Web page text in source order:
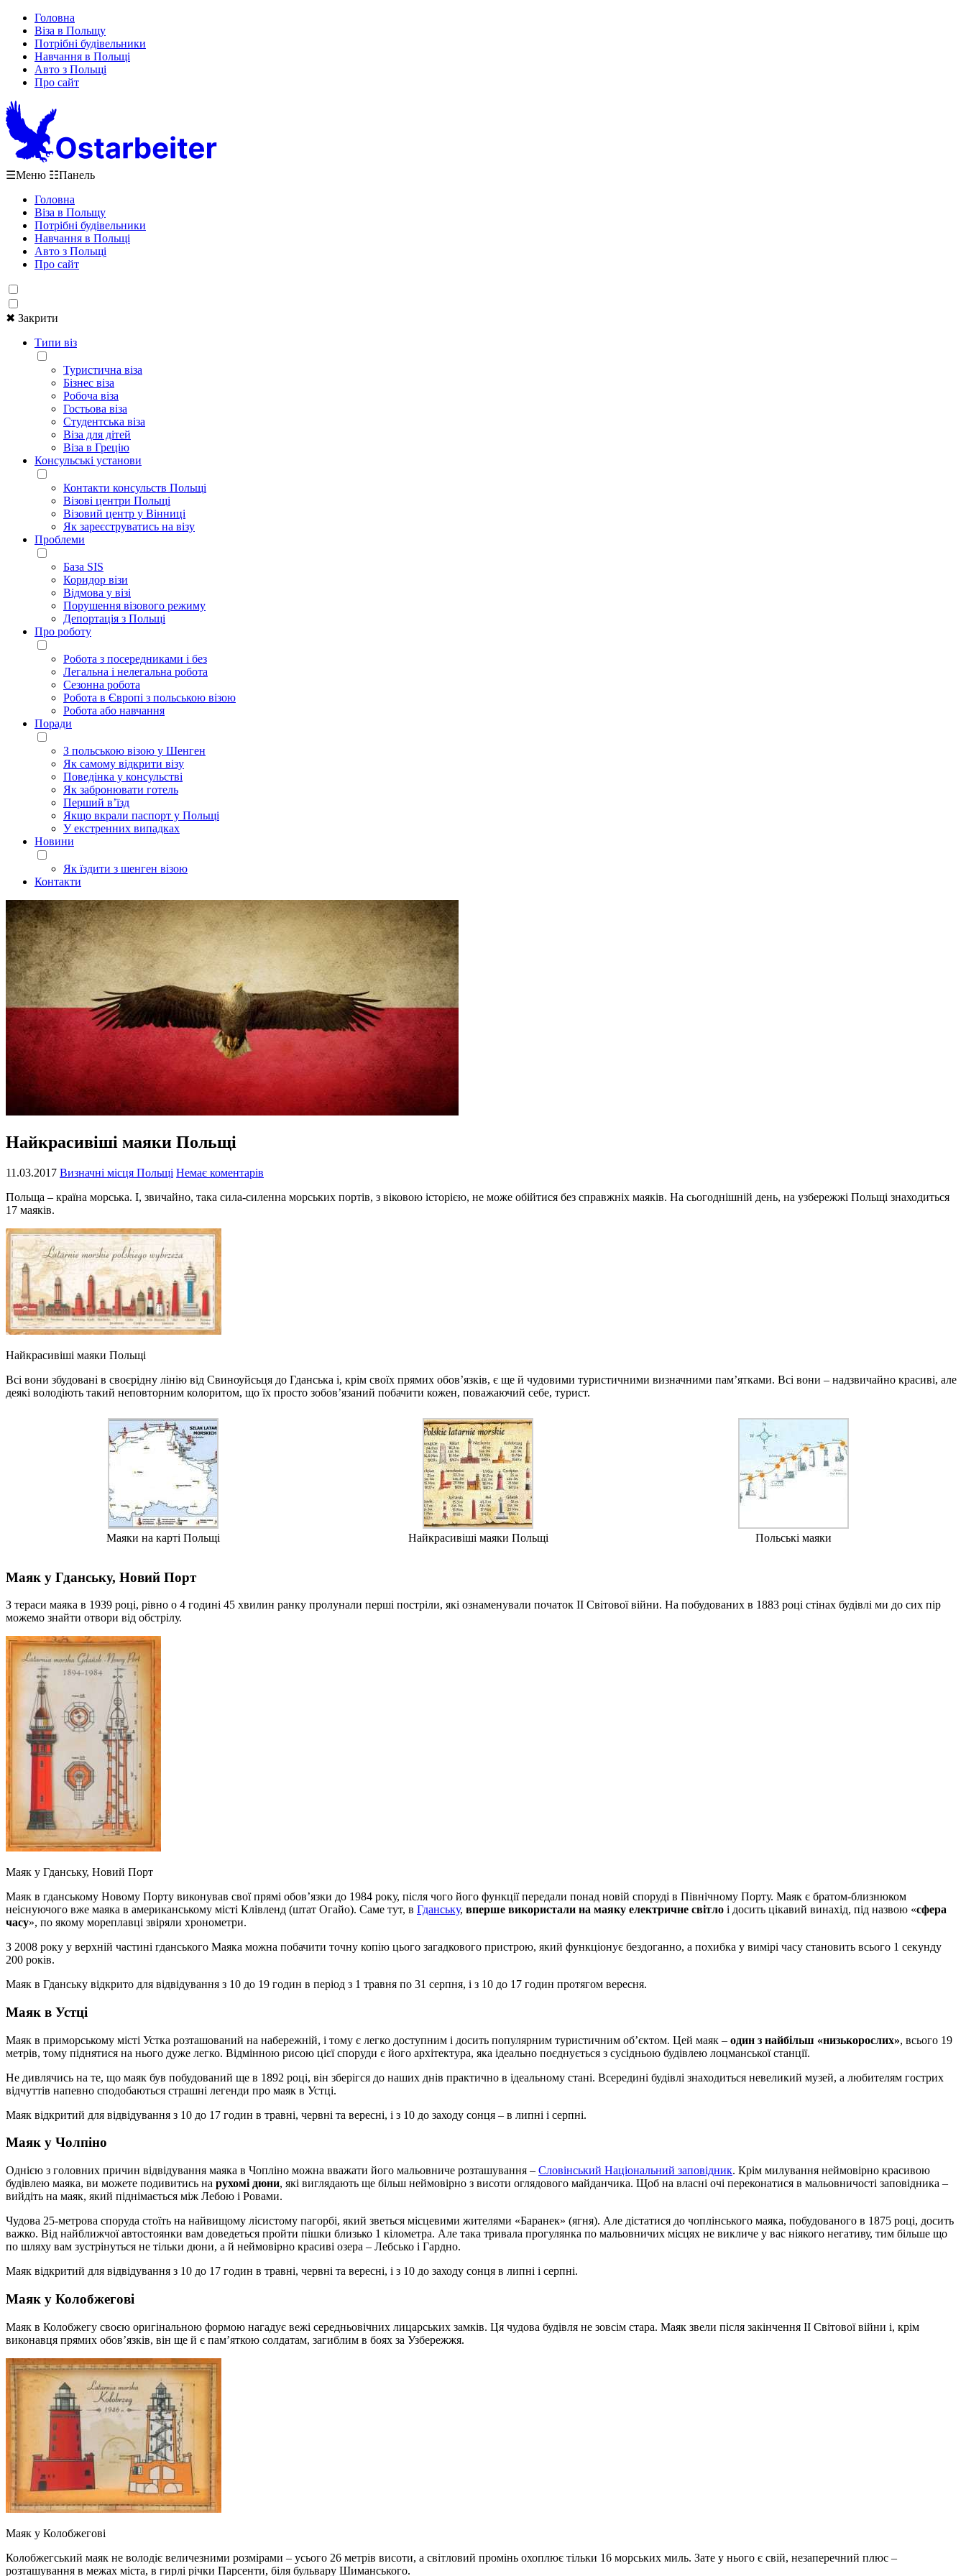
Головна
Віза в Польщу
Потрібні будівельники
Навчання в Польщі
Авто з Польщі
Про сайт
☰Меню ☷Панель
Головна
Віза в Польщу
Потрібні будівельники
Навчання в Польщі
Авто з Польщі
Про сайт
✖ Закрити
Типи віз
Туристична віза
Бізнес віза
Робоча віза
Гостьова віза
Студентська віза
Віза для дітей
Віза в Грецію
Консульські установи
Контакти консульств Польщі
Візові центри Польщі
Візовий центр у Вінниці
Як зареєструватись на візу
Проблеми
База SIS
Коридор візи
Відмова у візі
Порушення візового режиму
Депортація з Польщі
Про роботу
Робота з посередниками і без
Легальна і нелегальна робота
Сезонна робота
Робота в Європі з польською візою
Робота або навчання
Поради
З польською візою у Шенген
Як самому відкрити візу
Поведінка у консульстві
Як забронювати готель
Перший в’їзд
Якщо вкрали паспорт у Польщі
У екстренних випадках
Новини
Як їздити з шенген візою
Контакти
Найкрасивіші маяки Польщі
11.03.2017 Визначні місця Польщі Немає коментарів
Польща – країна морська. І, звичайно, така сила-силенна морських портів, з віковою історією, не може обійтися без справжніх маяків. На сьогоднішній день, на узбережжі Польщі знаходиться
17 маяків.
Найкрасивіші маяки Польщі
Всі вони збудовані в своєрідну лінію від Свиноуйсьця до Гданська і, крім своїх прямих обов’язків, є ще й чудовими туристичними визначними пам’ятками. Всі вони – надзвичайно красиві, але
деякі володіють такий неповторним колоритом, що їх просто зобов’язаний побачити кожен, поважаючий себе, турист.
Маяки на карті Польщі Найкрасивіші маяки Польщі Польські маяки
Маяк у Гданську, Новий Порт
З тераси маяка в 1939 році, рівно о 4 годині 45 хвилин ранку пролунали перші постріли, які ознаменували початок II Світової війни. На побудованих в 1883 році стінах будівлі ми до сих пір
можемо знайти отвори від обстрілу.
Маяк у Гданську, Новий Порт
Маяк в гданському Новому Порту виконував свої прямі обов’язки до 1984 року, після чого його функції передали понад новій споруді в Північному Порту. Маяк є братом-близнюком
неіснуючого вже маяка в американському місті Клівленд (штат Огайо). Саме тут, в Гданську, вперше використали на маяку електричне світло і досить цікавий винахід, під назвою «сфера
часу», по якому мореплавці звіряли хронометри.
З 2008 року у верхній частині гданського Маяка можна побачити точну копію цього загадкового пристрою, який функціонує бездоганно, а похибка у вимірі часу становить всього 1 секунду
200 років.
Маяк в Гданську відкрито для відвідування з 10 до 19 годин в період з 1 травня по 31 серпня, і з 10 до 17 годин протягом вересня.
Маяк в Устці
Маяк в приморському місті Устка розташований на набережній, і тому є легко доступним і досить популярним туристичним об’єктом. Цей маяк – один з найбільш «низькорослих», всього 19
метрів, тому піднятися на нього дуже легко. Відмінною рисою цієї споруди є його архітектура, яка ідеально поєднується з сусідньою будівлею лоцманської станції.
Не дивлячись на те, що маяк був побудований ще в 1892 році, він зберігся до наших днів практично в ідеальному стані. Всередині будівлі знаходиться невеликий музей, а любителям гострих
відчуттів напевно сподобаються страшні легенди про маяк в Устці.
Маяк відкритий для відвідування з 10 до 17 годин в травні, червні та вересні, і з 10 до заходу сонця – в липні і серпні.
Маяк у Чолпіно
Однією з головних причин відвідування маяка в Чопліно можна вважати його мальовниче розташування – Словінський Національний заповідник. Крім милування неймовірно красивою
будівлею маяка, ви можете подивитись на рухомі дюни, які виглядають ще більш неймовірно з висоти оглядового майданчика. Щоб на власні очі переконатися в мальовничості заповідника –
вийдіть на маяк, який піднімається між Лебою і Ровами.
Чудова 25-метрова споруда стоїть на найвищому лісистому пагорбі, який зветься місцевими жителями «Баранек» (ягня). Але дістатися до чоплінського маяка, побудованого в 1875 році, досить
важко. Від найближчої автостоянки вам доведеться пройти пішки близько 1 кілометра. Але така тривала прогулянка по мальовничих місцях не викличе у вас ніякого негативу, тим більше що
по шляху вам зустрінуться не тільки дюни, а й неймовірно красиві озера – Лебсько і Гардно.
Маяк відкритий для відвідування з 10 до 17 годин в травні, червні та вересні, і з 10 до заходу сонця в липні і серпні.
Маяк у Колобжегові
Маяк в Колобжегу своєю оригінальною формою нагадує вежі середньовічних лицарських замків. Ця чудова будівля не зовсім стара. Маяк звели після закінчення II Світової війни і, крім
виконавця прямих обов’язків, він ще й є пам’яткою солдатам, загиблим в боях за Узбережжя.
Маяк у Колобжегові
Колобжегський маяк не володіє величезними розмірами – усього 26 метрів висоти, а світловий промінь охоплює тільки 16 морських миль. Зате у нього є свій, незаперечний плюс –
розташування в межах міста, в гирлі річки Парсенти, біля бульвару Шиманського.